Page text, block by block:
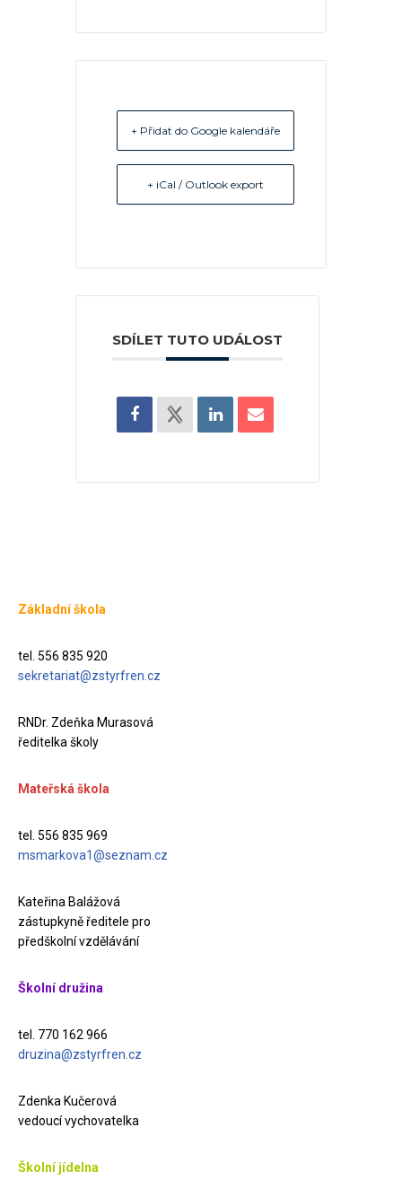
+ Přidat do Google kalendáře
+ iCal / Outlook export
SDÍLET TUTO UDÁLOST
Základní škola
tel. 556 835 920
sekretariat@zstyrfren.cz
RNDr. Zdeňka Murasová
ředitelka školy
Mateřská škola
tel. 556 835 969
msmarkova1@seznam.cz
Kateřina Balážová
zástupkyně ředitele pro
předškolní vzdělávání
Školní družina
tel. 770 162 966
druzina@zstyrfren.cz
Zdenka Kučerová
vedoucí vychovatelka
Školní jídelna